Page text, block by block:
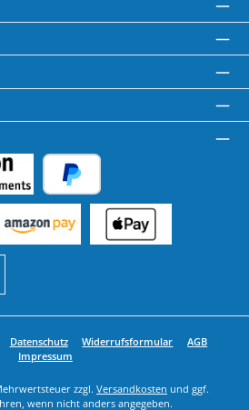
Später Bezahlen
Bild 1
Datenschutz Widerrufsformular
AGB
Impressum
zzgl. Versandkosten und ggf.
wenn nicht anders angegeben.